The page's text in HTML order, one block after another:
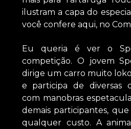
ilustram a capa do
você confere aqui, no Com
Eu queria é ver o
competição. O jovem
dirige um carro muito
e participa de diversas
com manobras
demais participantes,
qualquer custo. A